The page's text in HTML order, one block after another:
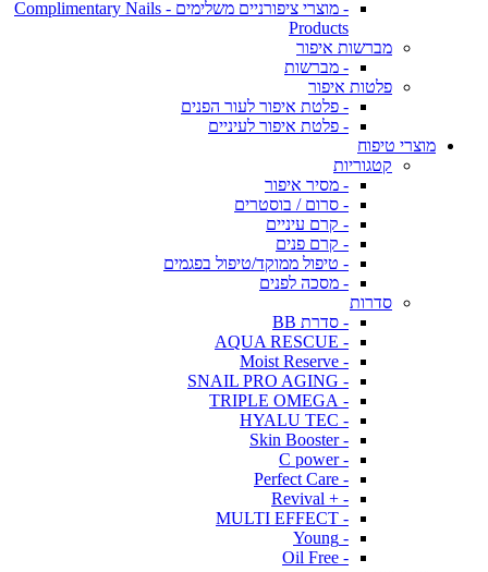
- מוצרי ציפורניים משלימים - Complimentary Nails
Products
מברשות איפור
- מברשות
פלטות איפור
- פלטת איפור לעור הפנים
- פלטת איפור לעיניים
מוצרי טיפוח
קטגוריות
- מסיר איפור
- סרום / בוסטרים
- קרם עיניים
- קרם פנים
- טיפול ממוקד/טיפול בפגמים
- מסכה לפנים
סדרות
- סדרת BB
- AQUA RESCUE
- Moist Reserve
- SNAIL PRO AGING
- TRIPLE OMEGA
- HYALU TEC
- Skin Booster
- C power
- Perfect Care
- + Revival
- MULTI EFFECT
- Young
- Oil Free